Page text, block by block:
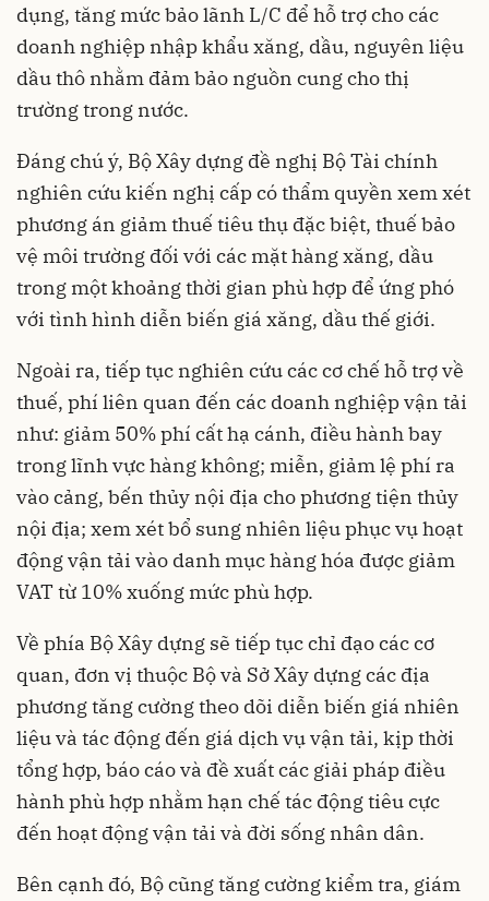
dụng, tăng mức bảo lãnh L/C để hỗ trợ cho các
doanh nghiệp nhập khẩu xăng, dầu, nguyên liệu
dầu thô nhằm đảm bảo nguồn cung cho thị
trường trong nước.
Đáng chú ý, Bộ Xây dựng đề nghị Bộ Tài chính
nghiên cứu kiến nghị cấp có thẩm quyền xem xét
phương án giảm thuế tiêu thụ đặc biệt, thuế bảo
vệ môi trường đối với các mặt hàng xăng, dầu
trong một khoảng thời gian phù hợp để ứng phó
với tình hình diễn biến giá xăng, dầu thế giới.
Ngoài ra, tiếp tục nghiên cứu các cơ chế hỗ trợ về
thuế, phí liên quan đến các doanh nghiệp vận tải
như: giảm 50% phí cất hạ cánh, điều hành bay
trong lĩnh vực hàng không; miễn, giảm lệ phí ra
vào cảng, bến thủy nội địa cho phương tiện thủy
nội địa; xem xét bổ sung nhiên liệu phục vụ hoạt
động vận tải vào danh mục hàng hóa được giảm
VAT từ 10% xuống mức phù hợp.
Về phía Bộ Xây dựng sẽ tiếp tục chỉ đạo các cơ
quan, đơn vị thuộc Bộ và Sở Xây dựng các địa
phương tăng cường theo dõi diễn biến giá nhiên
liệu và tác động đến giá dịch vụ vận tải, kịp thời
tổng hợp, báo cáo và đề xuất các giải pháp điều
hành phù hợp nhằm hạn chế tác động tiêu cực
đến hoạt động vận tải và đời sống nhân dân.
Bên cạnh đó, Bộ cũng tăng cường kiểm tra, giám